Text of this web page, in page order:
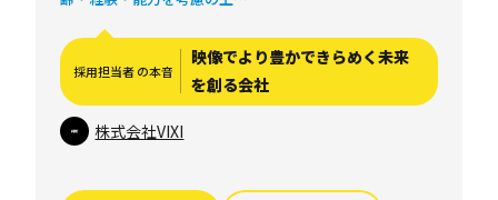
当社規定により経験・能力を
考慮し、面談後に決定いたし
ます ※試用期間中も同条件と
します
採用担当者 の本音
映像でより豊かできらめく未来
を創る会社
株式会社VIXI